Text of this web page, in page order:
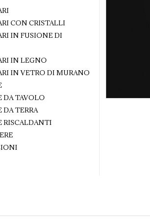
CON CRISTALLI
IN FUSIONE DI
IN LEGNO
IN VETRO DI MURANO
DA TAVOLO
DA TERRA
RISCALDANTI